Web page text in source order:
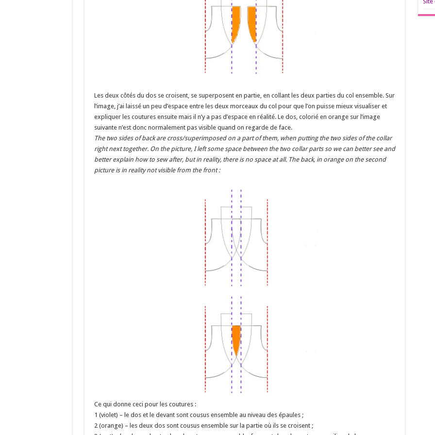
Les deux côtés du dos se croisent, se superposent en partie, en collant les deux parties du col ensemble. Sur
l’image, j’ai laissé un peu d’espace entre les deux morceaux du col pour que l’on puisse mieux visualiser et
expliquer les coutures ensuite mais il n’y a pas d’espace en réalité. Le dos, colorié en orange sur l’image
suivante n’est donc normalement pas visible quand on regarde de face.
The two sides of back are cross/superimposed on a part of them, when putting the two sides of the collar
right next together. On the picture, I left some space between the two collar parts so we can better see and
better explain how to sew after, but in reality, there is no space at all. The back, in orange on the second
picture is in reality not visible from the front :
Ce qui donne ceci pour les coutures :
1 (violet) – le dos et le devant sont cousus ensemble au niveau des épaules ;
2 (orange) – les deux dos sont cousus ensemble sur la partie où ils se croisent ;